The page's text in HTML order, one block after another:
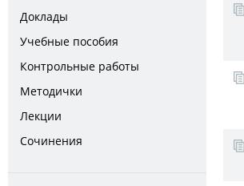
Доклады
Учебные пособия
Контрольные работы
Методички
Лекции
Сочинения